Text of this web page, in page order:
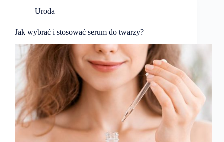
Uroda
​Jak wybrać i stosować serum do twarzy?